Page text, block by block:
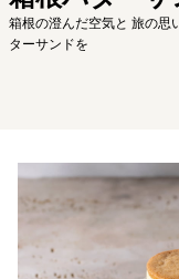
箱根の澄んだ空気と 旅の思
ターサンドを